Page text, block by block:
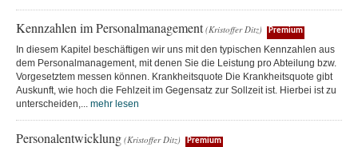
Kennzahlen im Personalmanagement (Kristoffer Ditz) Premium
In diesem Kapitel beschäftigen wir uns mit den typischen Kennzahlen aus
dem Personalmanagement, mit denen Sie die Leistung pro Abteilung bzw.
Vorgesetztem messen können. Krankheitsquote Die Krankheitsquote gibt
Auskunft, wie hoch die Fehlzeit im Gegensatz zur Sollzeit ist. Hierbei ist zu
unterscheiden,... mehr lesen
Personalentwicklung (Kristoffer Ditz) Premium